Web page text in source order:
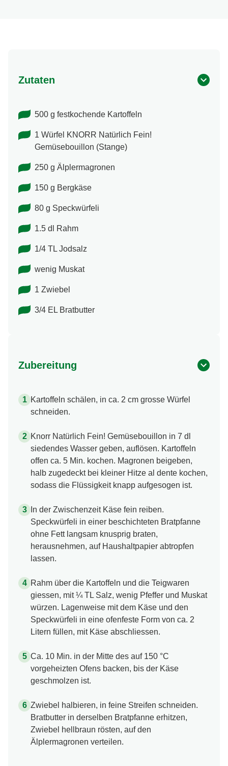
Zutaten
500 g festkochende Kartoffeln
1 Würfel KNORR Natürlich Fein!
Gemüsebouillon (Stange)
250 g Älplermagronen
150 g Bergkäse
80 g Speckwürfeli
1.5 dl Rahm
1/4 TL Jodsalz
wenig Muskat
1 Zwiebel
3/4 EL Bratbutter
Zubereitung
Kartoffeln schälen, in ca. 2 cm grosse Würfel
schneiden.
Knorr Natürlich Fein! Gemüsebouillon in 7 dl
siedendes Wasser geben, auflösen. Kartoffeln
offen ca. 5 Min. kochen. Magronen beigeben,
halb zugedeckt bei kleiner Hitze al dente kochen,
sodass die Flüssigkeit knapp aufgesogen ist.
In der Zwischenzeit Käse fein reiben.
Speckwürfeli in einer beschichteten Bratpfanne
ohne Fett langsam knusprig braten,
herausnehmen, auf Haushaltpapier abtropfen
lassen.
Rahm über die Kartoffeln und die Teigwaren
giessen, mit ¼ TL Salz, wenig Pfeffer und Muskat
würzen. Lagenweise mit dem Käse und den
Speckwürfeli in eine ofenfeste Form von ca. 2
Litern füllen, mit Käse abschliessen.
Ca. 10 Min. in der Mitte des auf 150 °C
vorgeheizten Ofens backen, bis der Käse
geschmolzen ist.
Zwiebel halbieren, in feine Streifen schneiden.
Bratbutter in derselben Bratpfanne erhitzen,
Zwiebel hellbraun rösten, auf den
Älplermagronen verteilen.